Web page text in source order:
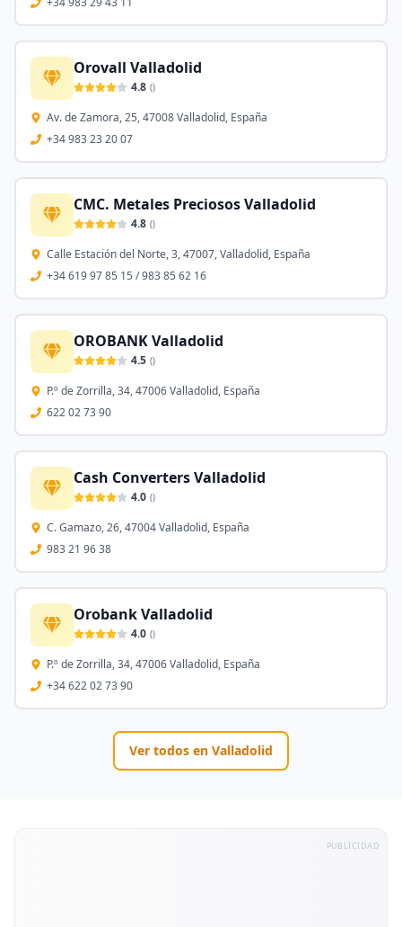
Orovall Valladolid
4.8 ()
Av. de Zamora, 25, 47008 Valladolid, España
+34 983 23 20 07
CMC. Metales Preciosos Valladolid
4.8 ()
Calle Estación del Norte, 3, 47007, Valladolid, España
+34 619 97 85 15 / 983 85 62 16
OROBANK Valladolid
4.5 ()
P.º de Zorrilla, 34, 47006 Valladolid, España
622 02 73 90
Cash Converters Valladolid
4.0 ()
C. Gamazo, 26, 47004 Valladolid, España
983 21 96 38
Orobank Valladolid
4.0 ()
P.º de Zorrilla, 34, 47006 Valladolid, España
+34 622 02 73 90
Ver todos en Valladolid
PUBLICIDAD